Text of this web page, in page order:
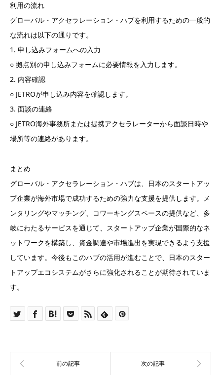
利用の流れ
グローバル・アクセラレーション・ハブを利用するための一般的
な流れは以下の通りです。
1. 申し込みフォームへの入力
○ 拠点別の申し込みフォームに必要情報を入力します。
2. 内容確認
○ JETROが申し込み内容を確認します。
3. 面談の連絡
○ JETRO海外事務所または提携アクセラレーターから面談日時や
場所等の連絡があります。
まとめ
グローバル・アクセラレーション・ハブは、日本のスタートアッ
プ企業が海外市場で成功するための強力な支援を提供します。メ
ンタリングやマッチング、コワーキングスペースの提供など、多
岐にわたるサービスを通じて、スタートアップ企業が国際的なネ
ットワークを構築し、資金調達や市場進出を実現できるよう支援
しています。今後もこのハブの活用が進むことで、日本のスター
トアップエコシステムがさらに強化されることが期待されていま
す。